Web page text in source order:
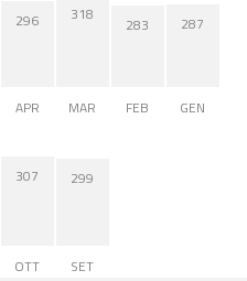
296
APR
318
MAR
283
FEB
287
GEN
307
OTT
299
SET